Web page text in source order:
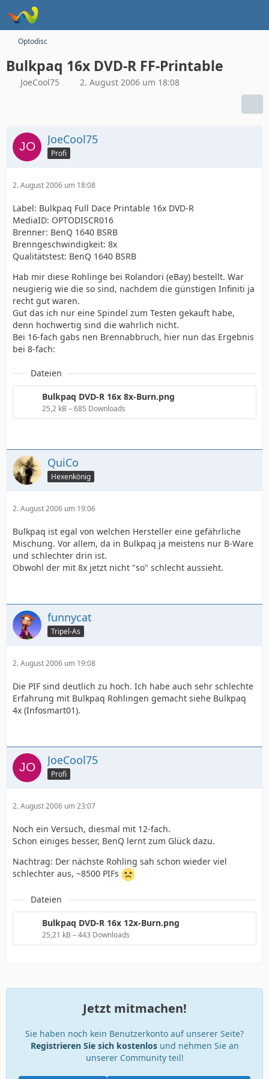
Optodisc
Bulkpaq 16x DVD-R FF-Printable
JoeCool75 2. August 2006 um 18:08
JoeCool75
Profi
2. August 2006 um 18:08
Label: Bulkpaq Full Dace Printable 16x DVD-R
MediaID: OPTODISCR016
Brenner: BenQ 1640 BSRB
Brenngeschwindigkeit: 8x
Qualitätstest: BenQ 1640 BSRB
Hab mir diese Rohlinge bei Rolandori (eBay) bestellt. War
neugierig wie die so sind, nachdem die günstigen Infiniti ja
recht gut waren.
Gut das ich nur eine Spindel zum Testen gekauft habe,
denn hochwertig sind die wahrlich nicht.
Bei 16-fach gabs nen Brennabbruch, hier nun das Ergebnis
bei 8-fach:
Dateien
Bulkpaq DVD-R 16x 8x-Burn.png
25,2 kB – 685 Downloads
QuiCo
Hexenkönig
2. August 2006 um 19:06
Bulkpaq ist egal von welchen Hersteller eine gefährliche
Mischung. Vor allem, da in Bulkpaq ja meistens nur B-Ware
und schlechter drin ist.
Obwohl der mit 8x jetzt nicht "so" schlecht aussieht.
funnycat
Tripel-As
2. August 2006 um 19:08
Die PIF sind deutlich zu hoch. Ich habe auch sehr schlechte
Erfahrung mit Bulkpaq Rohlingen gemacht siehe Bulkpaq
4x (Infosmart01).
JoeCool75
Profi
2. August 2006 um 23:07
Noch ein Versuch, diesmal mit 12-fach.
Schon einiges besser, BenQ lernt zum Glück dazu.
Nachtrag: Der nächste Rohling sah schon wieder viel
schlechter aus, ~8500 PIFs
Dateien
Bulkpaq DVD-R 16x 12x-Burn.png
25,21 kB – 443 Downloads
Jetzt mitmachen!
Sie haben noch kein Benutzerkonto auf unserer Seite?
Registrieren Sie sich kostenlosund nehmen Sie an
unserer Community teil!